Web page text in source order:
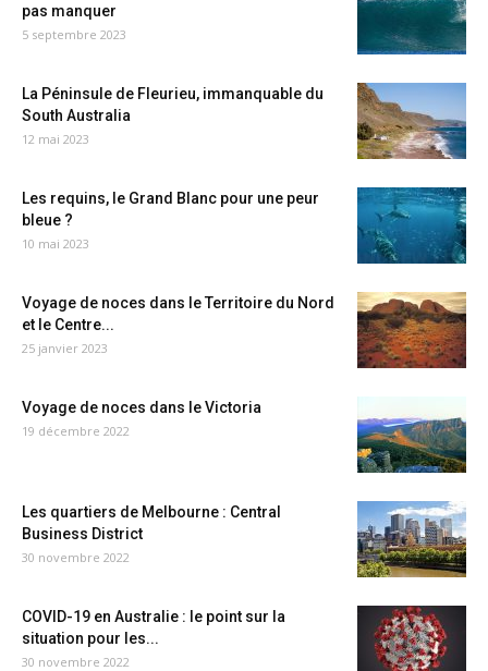
pas manquer
5 septembre 2023
La Péninsule de Fleurieu, immanquable du
South Australia
12 mai 2023
Les requins, le Grand Blanc pour une peur
bleue ?
10 mai 2023
Voyage de noces dans le Territoire du Nord
et le Centre...
25 janvier 2023
Voyage de noces dans le Victoria
19 décembre 2022
Les quartiers de Melbourne : Central
Business District
30 novembre 2022
COVID-19 en Australie : le point sur la
situation pour les...
30 novembre 2022